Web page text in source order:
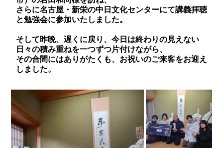
さらに名古屋・新栄の中日文化センターにて講義拝聴
と勉強会に参加いたしました。
そして昨晩、遅くに戻り、今日は終わりの見えない
日々の積み重ねを一つずつ片付けながら、
その合間にはありがたくも、お祝いのご来客をお迎え
しました。